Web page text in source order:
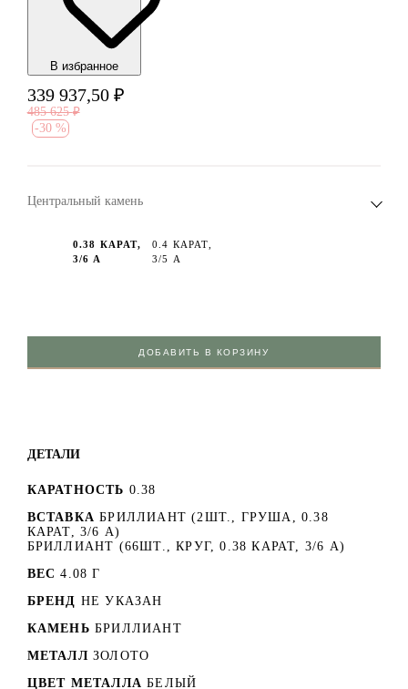
В избранноe
339 937,50 ₽
485 625 ₽
-30 %
Центральный камень
0.38 КАРАТ,
3/6 А
0.4 КАРАТ,
3/5 А
ДОБАВИТЬ В КОРЗИНУ
ДЕТАЛИ
КАРАТНОСТЬ 0.38
ВСТАВКА БРИЛЛИАНТ (2ШТ., ГРУША, 0.38
КАРАТ, 3/6 А)
БРИЛЛИАНТ (66ШТ., КРУГ, 0.38 КАРАТ, 3/6 А)
ВЕС 4.08 Г
БРЕНД НЕ УКАЗАН
КАМЕНЬ БРИЛЛИАНТ
МЕТАЛЛ ЗОЛОТО
ЦВЕТ МЕТАЛЛА БЕЛЫЙ